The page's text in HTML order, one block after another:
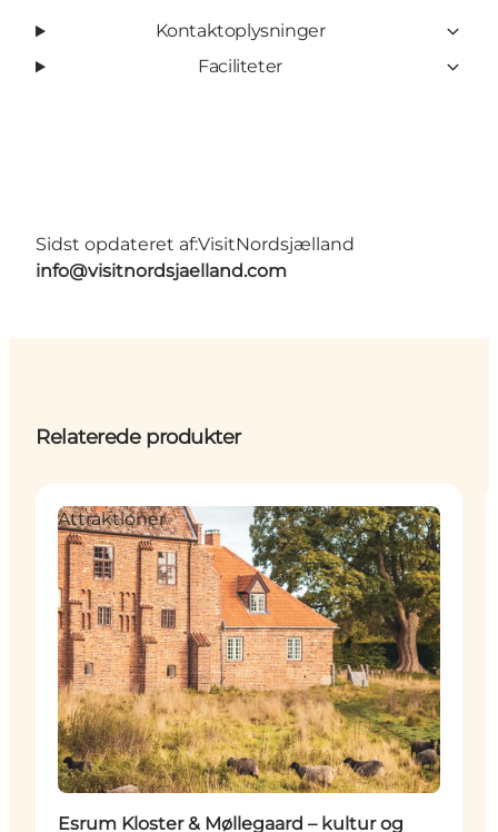
Kontaktoplysninger
Faciliteter
Sidst opdateret af:VisitNordsjælland
info@visitnordsjaelland.com
Relaterede produkter
Attraktioner
Esrum Kloster & Møllegaard – kultur og